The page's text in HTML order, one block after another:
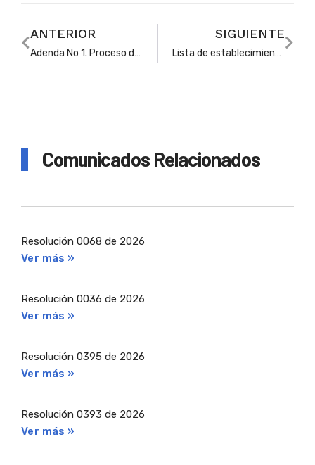
ANTERIOR
Adenda No 1. Proceso de conformación del banco de oferentes 2024-2026
SIGUIENTE
Lista de establecimientos educativos no oficiales inscritos, en proceso de conformación del banco de oferentes 2024-2026
Comunicados Relacionados
Resolución 0068 de 2026
Ver más »
Resolución 0036 de 2026
Ver más »
Resolución 0395 de 2026
Ver más »
Resolución 0393 de 2026
Ver más »